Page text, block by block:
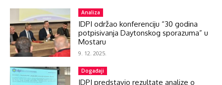
Analiza
IDPI održao konferenciju “30 godina
potpisivanja Daytonskog sporazuma” u
Mostaru
9. 12. 2025.
Događaji
IDPI predstavio rezultate analize o